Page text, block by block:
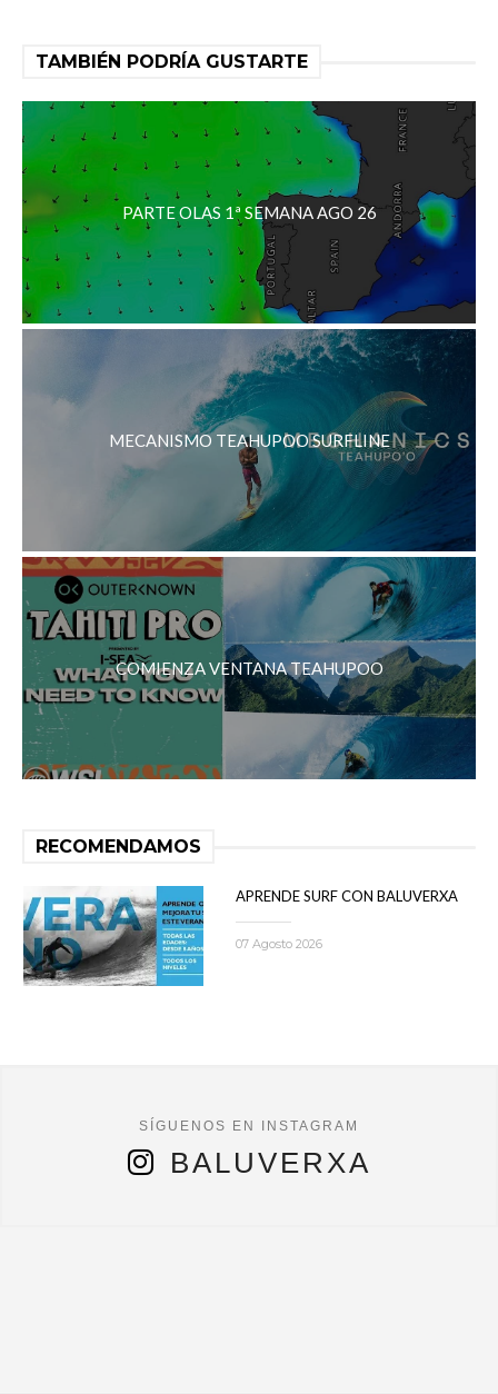
TAMBIÉN PODRÍA GUSTARTE
PARTE OLAS 1ª SEMANA AGO 26
MECANISMO TEAHUPOO SURFLINE
COMIENZA VENTANA TEAHUPOO
RECOMENDAMOS
APRENDE SURF CON BALUVERXA
07 Agosto 2026
BALUVERXA